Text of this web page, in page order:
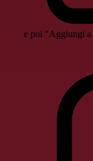
e poi "Aggiungi